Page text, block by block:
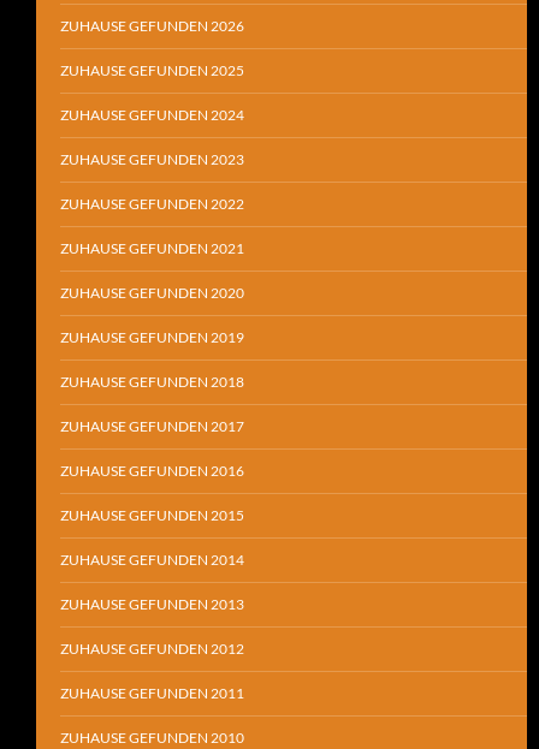
ZUHAUSE GEFUNDEN 2026
ZUHAUSE GEFUNDEN 2025
ZUHAUSE GEFUNDEN 2024
ZUHAUSE GEFUNDEN 2023
ZUHAUSE GEFUNDEN 2022
ZUHAUSE GEFUNDEN 2021
ZUHAUSE GEFUNDEN 2020
ZUHAUSE GEFUNDEN 2019
ZUHAUSE GEFUNDEN 2018
ZUHAUSE GEFUNDEN 2017
ZUHAUSE GEFUNDEN 2016
ZUHAUSE GEFUNDEN 2015
ZUHAUSE GEFUNDEN 2014
ZUHAUSE GEFUNDEN 2013
ZUHAUSE GEFUNDEN 2012
ZUHAUSE GEFUNDEN 2011
ZUHAUSE GEFUNDEN 2010